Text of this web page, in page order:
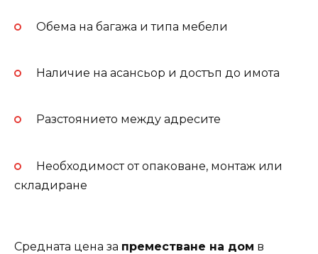
Обема на багажа и типа мебели
Наличие на асансьор и достъп до имота
Разстоянието между адресите
Необходимост от опаковане, монтаж или
складиране
Средната цена за преместване на дом в